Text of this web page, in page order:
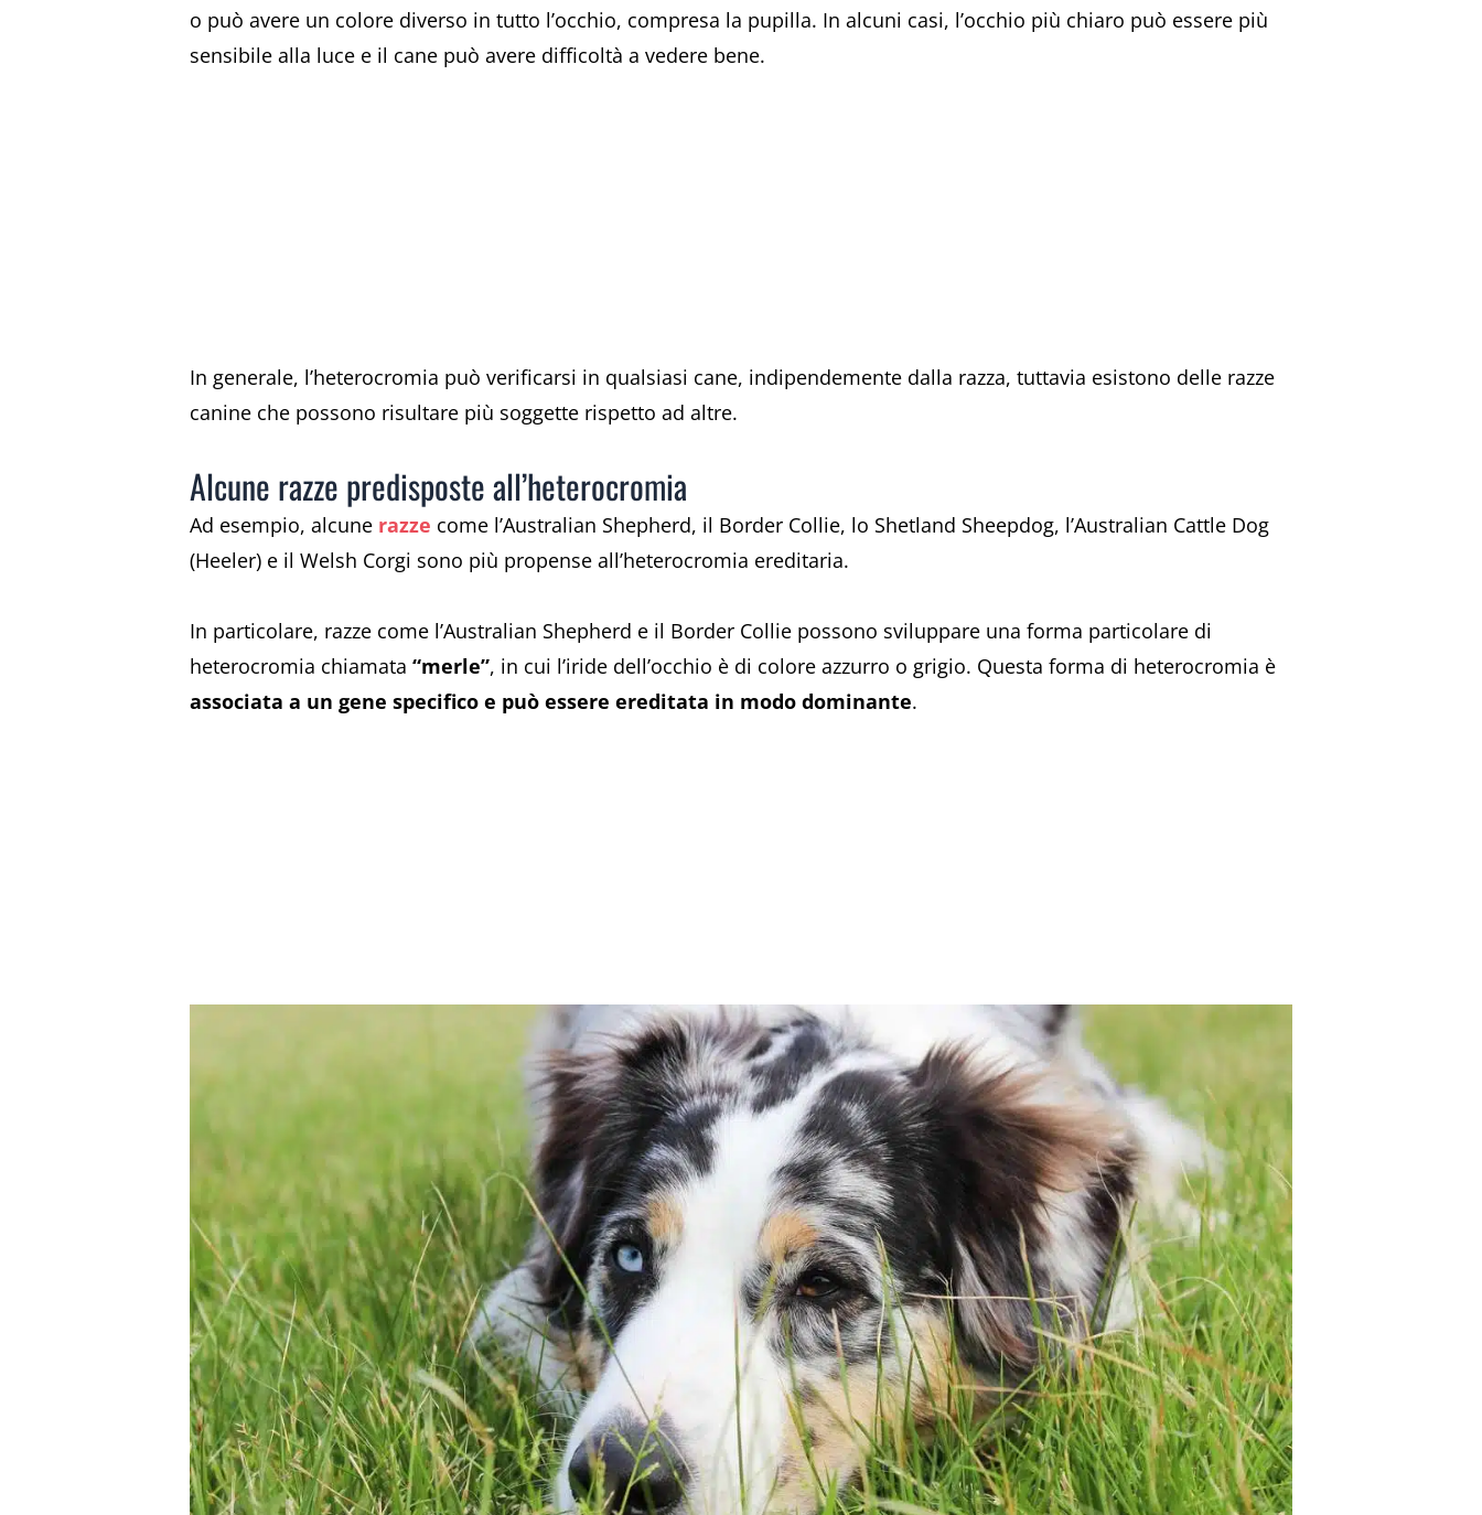
o può avere un colore diverso in tutto l’occhio, compresa la pupilla. In alcuni casi, l’occhio più chiaro può essere più
sensibile alla luce e il cane può avere difficoltà a vedere bene.
In generale, l’heterocromia può verificarsi in qualsiasi cane, indipendemente dalla razza, tuttavia esistono delle razze
canine che possono risultare più soggette rispetto ad altre.
Alcune razze predisposte all’heterocromia
Ad esempio, alcune razze come l’Australian Shepherd, il Border Collie, lo Shetland Sheepdog, l’Australian Cattle Dog
(Heeler) e il Welsh Corgi sono più propense all’heterocromia ereditaria.
In particolare, razze come l’Australian Shepherd e il Border Collie possono sviluppare una forma particolare di
heterocromia chiamata “merle”, in cui l’iride dell’occhio è di colore azzurro o grigio. Questa forma di heterocromia è
associata a un gene specifico e può essere ereditata in modo dominante.